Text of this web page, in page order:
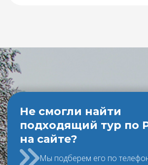
Не смогли найти
подходящий тур по
на сайте?
Мы подберем его по